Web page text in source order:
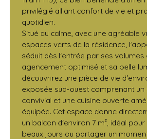
privilégié alliant confort de vie et
quotidien.
Situé au calme, avec une agréable
espaces verts de la résidence,
séduit dès l'entrée par ses volumes
agencement optimisé et sa belle
découvrirez une pièce de vie
exposée sud-ouest comprenant un
convivial et une cuisine ouverte
équipée. Cet espace donne
un balcon d'environ 7 m², idéal
beaux jours ou partager un